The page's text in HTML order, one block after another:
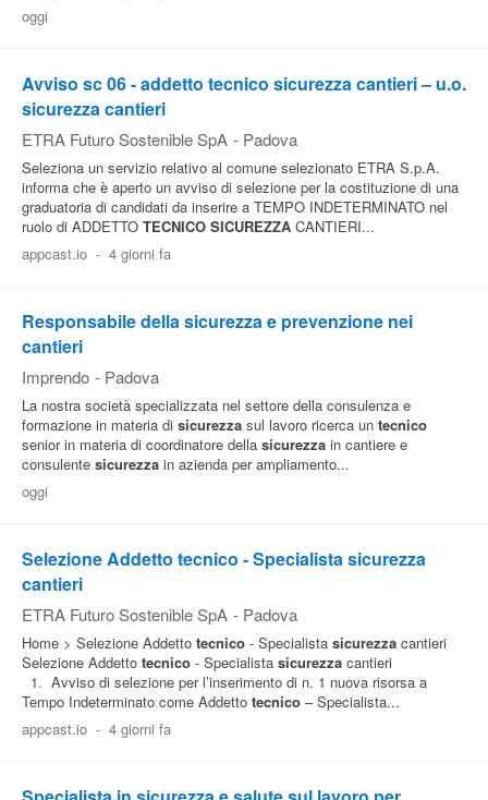
Area
Aziende
oggi
Avviso sc 06 - addetto tecnico sicurezza cantieri – u.o.
sicurezza cantieri
ETRA Futuro Sostenible SpA - Padova
Seleziona un servizio relativo al comune selezionato ETRA S.p.A.
informa che è aperto un avviso di selezione per la costituzione di una
graduatoria di candidati da inserire a TEMPO INDETERMINATO nel
ruolo di ADDETTO TECNICO SICUREZZA CANTIERI...
appcast.io - 4 giorni fa
Responsabile della sicurezza e prevenzione nei
cantieri
Imprendo - Padova
La nostra società specializzata nel settore della consulenza e
formazione in materia di sicurezza sul lavoro ricerca un tecnico
senior in materia di coordinatore della sicurezza in cantiere e
consulente sicurezza in azienda per ampliamento...
oggi
Selezione Addetto tecnico - Specialista sicurezza
cantieri
ETRA Futuro Sostenible SpA - Padova
Home > Selezione Addetto tecnico - Specialista sicurezza cantieri
Selezione Addetto tecnico - Specialista sicurezza cantieri
1. Avviso di selezione per l’inserimento di n. 1 nuova risorsa a
Tempo Indeterminato come Addetto tecnico – Specialista...
appcast.io - 4 giorni fa